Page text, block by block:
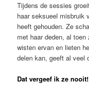
Tijdens de sessies
haar seksueel misbruik
heeft gehouden. Ze
met haar deden, al
wisten ervan en lieten
delen kan, geeft al veel
Dat vergeef ik ze nooit!